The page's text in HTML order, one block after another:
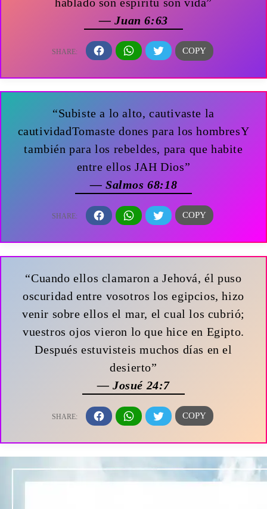
— Juan 6:63
“Subiste a lo alto, cautivaste la
cautividadTomaste dones para los hombresY
también para los rebeldes, para que habite
entre ellos JAH Dios”
— Salmos 68:18
“Cuando ellos clamaron a Jehová, él puso
oscuridad entre vosotros los egipcios, hizo
venir sobre ellos el mar, el cual los cubrió;
vuestros ojos vieron lo que hice en Egipto.
Después estuvisteis muchos días en el
desierto”
— Josué 24:7